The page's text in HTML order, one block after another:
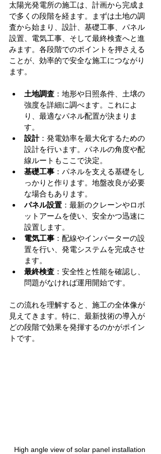
太陽光発電所の施工は、計画から完成ま
で多くの段階を経ます。まずは土地の調
査から始まり、設計、基礎工事、パネル
設置、電気工事、そして最終検査へと進
みます。各段階でのポイントを押さえる
ことが、効率的で安全な施工につながり
ます。
土地調査 ：地形や日照条件、土壌の
強度を詳細に調べます。これによ
り、最適なパネル配置が決まりま
す。
設計：発電効率を最大化するための
設計を行います。パネルの角度や配
線ルートもここで決定。
基礎工事 ：パネルを支える基礎をし
っかりと作ります。地盤改良が必要
な場合もあります。
パネル設置 ：最新のクレーンやロボ
ットアームを使い、安全かつ迅速に
設置します。
電気工事 ：配線やインバーターの設
置を行い、発電システムを完成させ
ます。
最終検査 ：安全性と性能を確認し、
問題がなければ運用開始です。
この流れを理解すると、施工の全体像が
見えてきます。特に、最新技術の導入が
どの段階で効果を発揮するのかがポイン
トです。
High angle view of solar panel installation